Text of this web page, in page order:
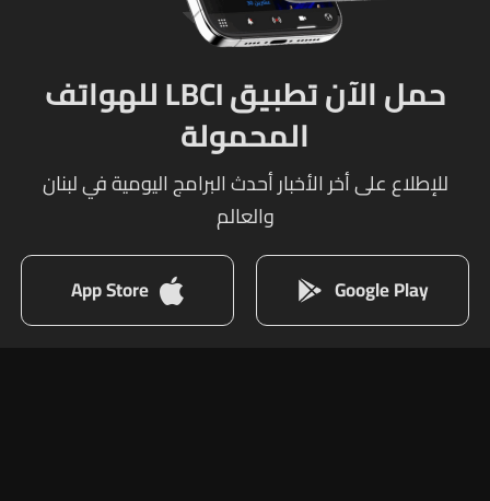
حمل الآن تطبيق LBCI للهواتف
المحمولة
للإطلاع على أخر الأخبار أحدث البرامج اليومية في لبنان
والعالم
Google Play
App Store